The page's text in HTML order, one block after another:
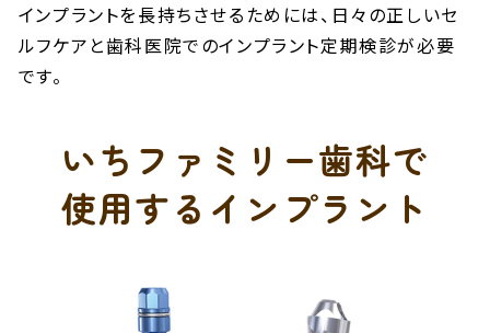
インプラントを長持ちさせるためには、日々の正しいセ
ルフケアと歯科医院でのインプラント定期検診が必要
です。
いちファミリー歯科で
使用する インプラント